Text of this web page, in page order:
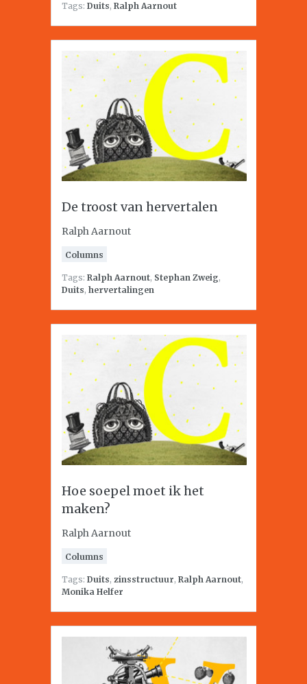
Tags: Duits, Ralph Aarnout
De troost van hervertalen
Ralph Aarnout
Columns
Tags: Ralph Aarnout, Stephan Zweig,
Duits, hervertalingen
Hoe soepel moet ik het
maken?
Ralph Aarnout
Columns
Tags: Duits, zinsstructuur, Ralph Aarnout,
Monika Helfer